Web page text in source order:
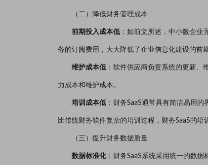
（二）降低财务管理成本
前期投入成本低 ：如前文所述，中小微企业
务的订阅费用，大大降低了企业信息化建设的前
维护成本低 ：软件供应商负责系统的更新
力成本和维护成本。
培训成本低 ：财务SaaS通常具有简洁易用
比传统财务软件复杂的培训过程，财务SaaS的培
（三）提升财务数据质量
数据标准化：财务SaaS系统采用统一的数